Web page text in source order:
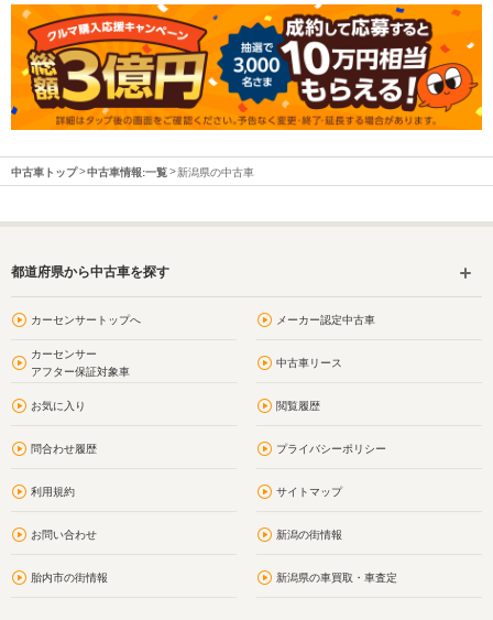
中古車トップ 中古車情報:一覧 新潟県の中古車
都道府県から中古車を探す
カーセンサートップへ メーカー認定中古車
カーセンサー
アフター保証対象車
中古車リース
お気に入り 閲覧履歴
問合わせ履歴 プライバシーポリシー
利用規約 サイトマップ
お問い合わせ 新潟の街情報
胎内市の街情報 新潟県の車買取・車査定